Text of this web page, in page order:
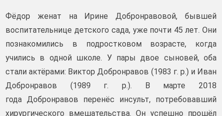
Фёдор женат на Ирине Добронравовой, бывшей
воспитательнице детского сада, уже почти 45 лет. Они
познакомились в подростковом возрасте, когда
учились в одной школе. У пары двое сыновей, оба
стали актёрами: Виктор Добронравов (1983 г. р.) и Иван
Добронравов (1989 г. р.). В марте 2018
года Добронравов перенёс инсульт, потребовавший
хирургического вмешательства. Он успешно прошёл